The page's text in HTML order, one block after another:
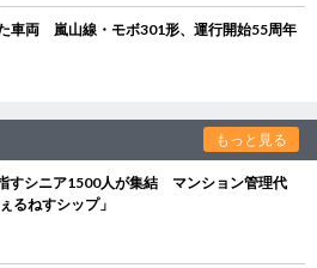
車両 嵐山線・モボ301形、運行開始55周年
もっと見る
すシニア1500人が集結 マンション管理代
るねすシップ」